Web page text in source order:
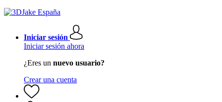
Iniciar sesión
Iniciar sesión ahora
¿Eres un nuevo usuario?
Crear una cuenta